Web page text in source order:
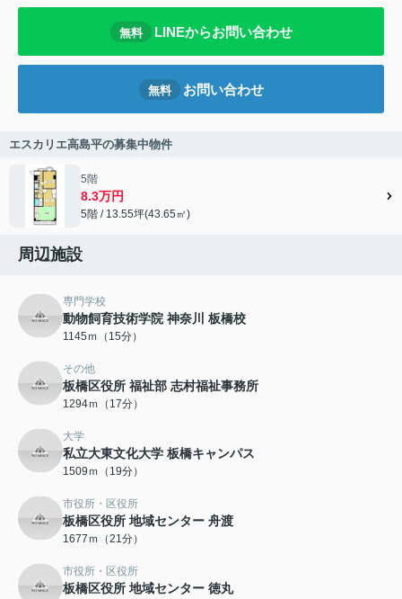
無料 LINEからお問い合わせ
無料 お問い合わせ
エスカリエ高島平の募集中物件
5階
8.3万円
5階 / 13.55坪(43.65㎡)
周辺施設
専門学校
動物飼育技術学院 神奈川 板橋校
1145ｍ（15分）
その他
板橋区役所 福祉部 志村福祉事務所
1294ｍ（17分）
大学
私立大東文化大学 板橋キャンパス
1509ｍ（19分）
市役所・区役所
板橋区役所 地域センター 舟渡
1677ｍ（21分）
市役所・区役所
板橋区役所 地域センター 徳丸